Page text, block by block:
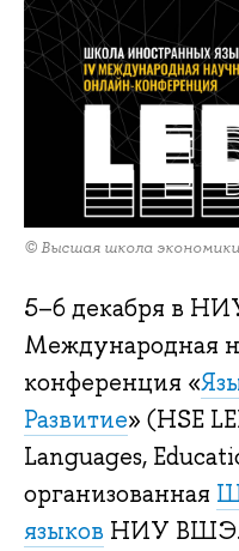
© Высшая школа экономики
5–6 декабря в
Международная
конференция «
Развитие» (HSE
Languages,
организованная
языков НИУ ВШЭ.